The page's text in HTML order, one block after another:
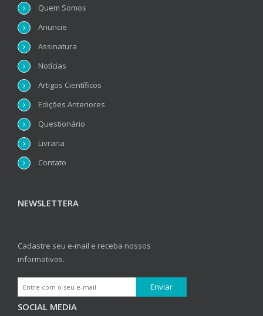
Quem Somos
Anuncie
Assinatura
Notícias
Artigos Científicos
Edições Anteriores
Questionário
Livraria
Contato
NEWSLETTERA
Cadastre seu e-mail e receba nossos
informativos.
SOCIAL MEDIA